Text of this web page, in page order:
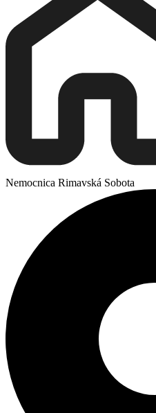
Nemocnica Rimavská Sobota